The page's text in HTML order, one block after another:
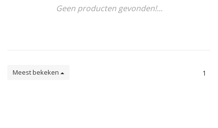
Geen producten gevonden!...
Meest bekeken 1